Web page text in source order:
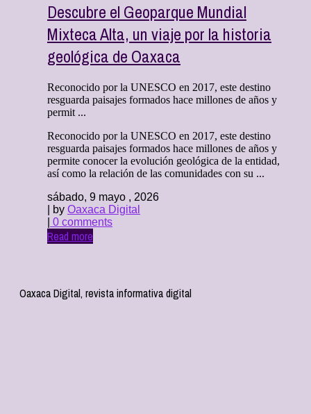
Descubre el Geoparque Mundial
Mixteca Alta, un viaje por la historia
geológica de Oaxaca
Reconocido por la UNESCO en 2017, este destino
resguarda paisajes formados hace millones de años y
permit ...
Reconocido por la UNESCO en 2017, este destino
resguarda paisajes formados hace millones de años y
permite conocer la evolución geológica de la entidad,
así como la relación de las comunidades con su ...
sábado, 9 mayo , 2026
| by Oaxaca Digital
0 comments
Read more
Oaxaca Digital, revista informativa digital